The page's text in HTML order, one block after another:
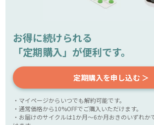
お得に続けられる
「定期購入」が便利です。
定期購入を申し込む ＞
・マイページからいつでも解約可能です。
・通常価格から10%OFFでご購入いただけます。
・お届けのサイクルは1か月～6か月おきのいずれか